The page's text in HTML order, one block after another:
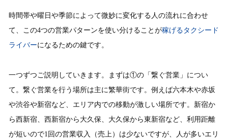
時間帯や曜日や季節によって微妙に変化する人の流れに合わせ
て、この4つの営業パターンを使い分けることが稼げるタクシード
ライバーになるための鍵です。
一つずつご説明していきます。まずは①の「繋ぐ営業」につい
て。繋ぐ営業を行う場所は主に繁華街です。例えば六本木や赤坂
や渋谷や新宿など、エリア内での移動が激しい場所です。新宿か
ら西新宿、西新宿から大久保、大久保から東新宿など、利用距離
が短いので1回の営業収入（売上）は少ないですが、人が多いエリ